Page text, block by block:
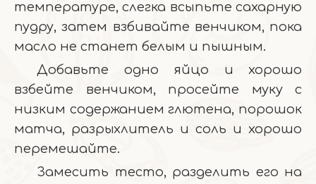
температуре, слегка всыпьте сахарную
пудру, затем взбивайте венчиком, пока
масло не станет белым и пышным.
Добавьте одно яйцо и хорошо
взбейте венчиком, просейте муку с
низким содержанием глютена, порошок
матча, разрыхлитель и соль и хорошо
перемешайте.
Замесить тесто, разделить его на